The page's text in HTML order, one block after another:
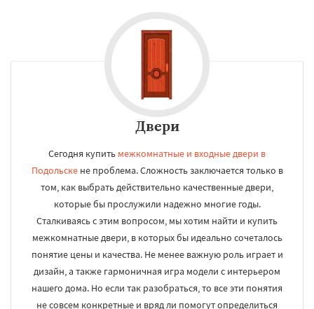
Двери
Сегодня купить межкомнатные и входные двери в
Подольскене проблема. Сложность заключается только в
том, как выбрать действительно качественные двери,
которые бы прослужили надежно многие годы.
Сталкиваясь с этим вопросом, мы хотим найти и купить
межкомнатные двери, в которых бы идеально сочеталось
понятие цены и качества. Не менее важную роль играет и
дизайн, а также гармоничная игра модели с интерьером
нашего дома. Но если так разобраться, то все эти понятия
не совсем конкретные и вряд ли помогут определиться